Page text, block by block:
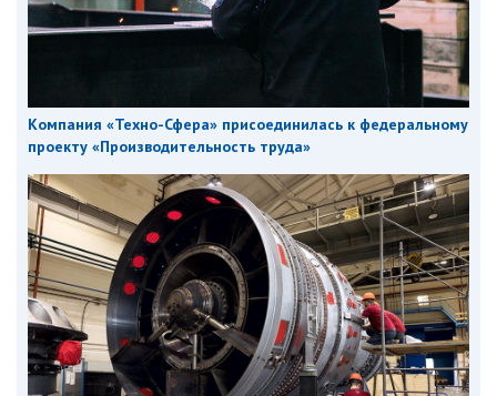
Компания «Техно-Сфера» присоединилась к федеральному
проекту «Производительность труда»